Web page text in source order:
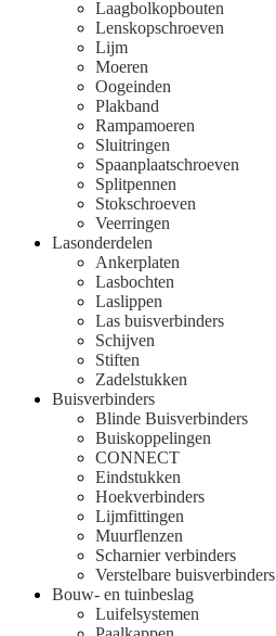
Laagbolkopbouten
Lenskopschroeven
Lijm
Moeren
Oogeinden
Plakband
Rampamoeren
Sluitringen
Spaanplaatschroeven
Splitpennen
Stokschroeven
Veerringen
Lasonderdelen
Ankerplaten
Lasbochten
Laslippen
Las buisverbinders
Schijven
Stiften
Zadelstukken
Buisverbinders
Blinde Buisverbinders
Buiskoppelingen
CONNECT
Eindstukken
Hoekverbinders
Lijmfittingen
Muurflenzen
Scharnier verbinders
Verstelbare buisverbinders
Bouw- en tuinbeslag
Luifelsystemen